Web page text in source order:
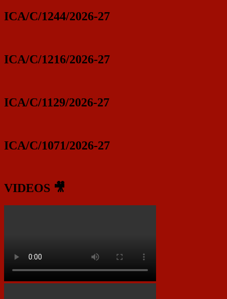
ICA/C/1244/2026-27
ICA/C/1216/2026-27
ICA/C/1129/2026-27
ICA/C/1071/2026-27
VIDEOS 🎥